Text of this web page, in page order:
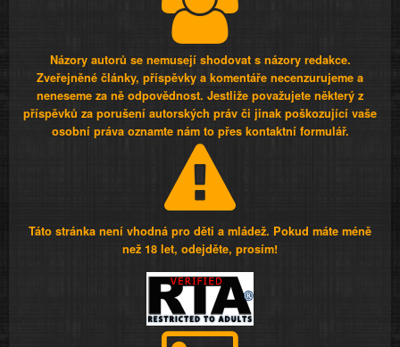
Názory autorů se nemusejí shodovat s názory redakce.
Zveřejněné články, příspěvky a komentáře necenzurujeme a
neneseme za ně odpovědnost. Jestliže považujete některý z
příspěvků za porušení autorských práv či jinak poškozující vaše
osobní práva oznamte nám to přes kontaktní formulář.
Táto stránka není vhodná pro děti a mládež. Pokud máte méně
než 18 let, odejděte, prosím!